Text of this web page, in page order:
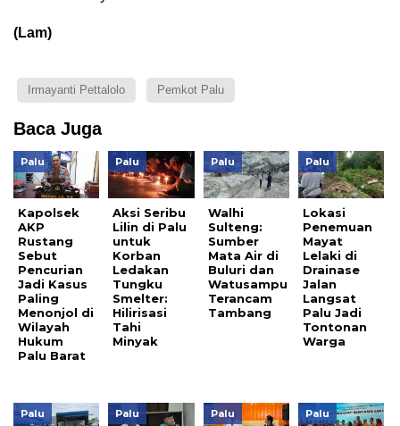
(Lam)
Irmayanti Pettalolo Pemkot Palu
Baca Juga
Palu
Kapolsek
AKP
Rustang
Sebut
Pencurian
Jadi Kasus
Paling
Menonjol di
Wilayah
Hukum
Palu Barat
Palu
Aksi Seribu
Lilin di Palu
untuk
Korban
Ledakan
Tungku
Smelter:
Hilirisasi
Tahi
Minyak
Palu
Walhi
Sulteng:
Sumber
Mata Air di
Buluri dan
Watusampu
Terancam
Tambang
Palu
Lokasi
Penemuan
Mayat
Lelaki di
Drainase
Jalan
Langsat
Palu Jadi
Tontonan
Warga
Palu Palu Palu Palu